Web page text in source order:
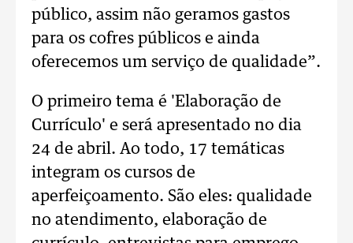
público, assim não geramos gastos
para os cofres públicos e ainda
oferecemos um serviço de qualidade”.
O primeiro tema é 'Elaboração de
Currículo' e será apresentado no dia
24 de abril. Ao todo, 17 temáticas
integram os cursos de
aperfeiçoamento. São eles: qualidade
no atendimento, elaboração de